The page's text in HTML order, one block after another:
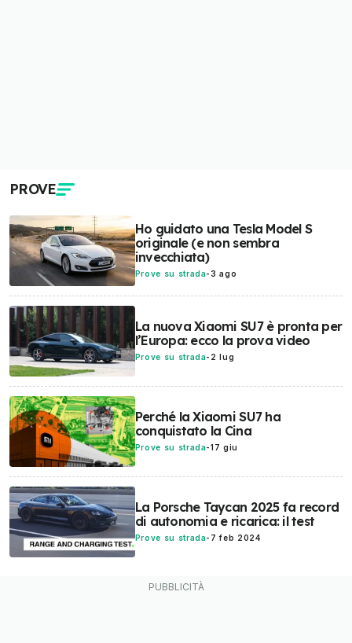
PROVE
Ho guidato una Tesla Model S
originale (e non sembra
invecchiata)
Prove su strada-3 ago
La nuova Xiaomi SU7 è pronta per
l’Europa: ecco la prova video
Prove su strada- 2 lug
Perché la Xiaomi SU7 ha
conquistato la Cina
Prove su strada-17 giu
La Porsche Taycan 2025 fa record
di autonomia e ricarica: il test
Prove su strada- 7 feb 2024